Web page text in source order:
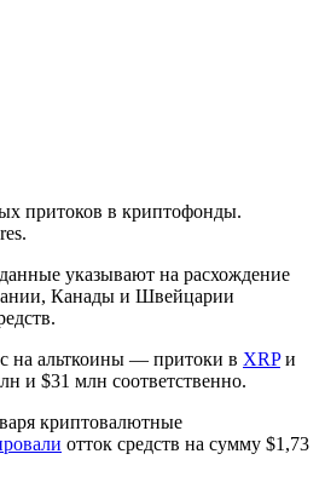
притоков в криптофонды.
указывают на расхождение
Канады и Швейцарии
на альткоины — притоки в XRPи
и $31 млн соответственно.
криптовалютные
отток средств на сумму $1,73